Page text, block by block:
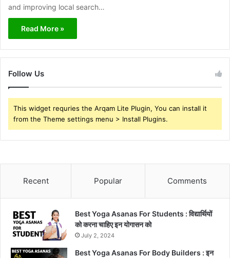
and improving local search…
Read More »
Follow Us
This widget requries the Arqam Lite Plugin, You can install it
from the Theme settings menu > Install Plugins.
Recent Popular Comments
Best Yoga Asanas For Students : विद्यार्थियों
को करना चाहिए इन योगासन को
July 2, 2024
Best Yoga Asanas For Body Builders : इन